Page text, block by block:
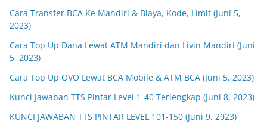
Cara Transfer BCA Ke Mandiri & Biaya, Kode, Limit (Juni 5,
2023)
Cara Top Up Dana Lewat ATM Mandiri dan Livin Mandiri (Juni
5, 2023)
Cara Top Up OVO Lewat BCA Mobile & ATM BCA (Juni 5, 2023)
Kunci Jawaban TTS Pintar Level 1-40 Terlengkap (Juni 8, 2023)
KUNCI JAWABAN TTS PINTAR LEVEL 101-150 (Juni 9, 2023)